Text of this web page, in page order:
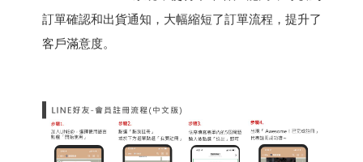
訂單確認和出貨通知，大幅縮短了訂單流程，提升了
客戶滿意度。